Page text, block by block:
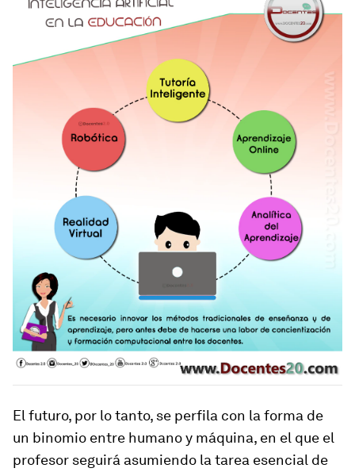
El futuro, por lo tanto, se perfila con la forma de
un binomio entre humano y máquina, en el que el
profesor seguirá asumiendo la tarea esencial de